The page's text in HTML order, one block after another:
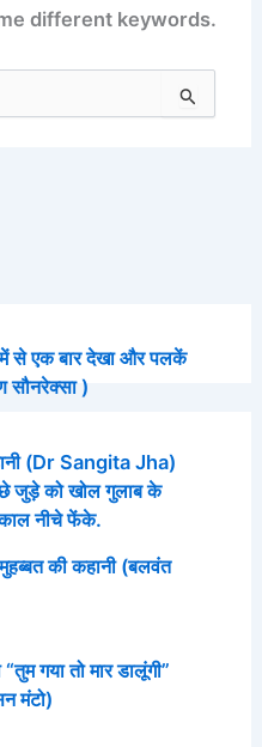
different keywords.
से एक बार देखा और पलकें
सौनरेक्सा )
(Dr Sangita Jha)
जुड़े को खोल गुलाब के
नीचे फेंके.
की कहानी (बलवंत
“तुम गया तो मार डालूंगी”
मंटो)